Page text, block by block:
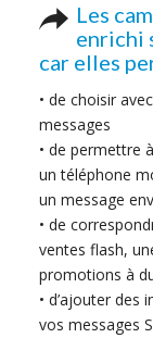
Les
enrichi
car elles
• de choisir
messages
• de permettre
un téléphone
un message
• de
ventes flash,
promotions à
• d’ajouter
vos messages